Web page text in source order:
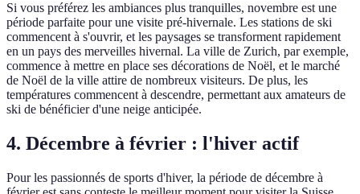
Si vous préférez les ambiances plus tranquilles, novembre est une
période parfaite pour une visite pré-hivernale. Les stations de ski
commencent à s'ouvrir, et les paysages se transforment rapidement
en un pays des merveilles hivernal. La ville de Zurich, par exemple,
commence à mettre en place ses décorations de Noël, et le marché
de Noël de la ville attire de nombreux visiteurs. De plus, les
températures commencent à descendre, permettant aux amateurs de
ski de bénéficier d'une neige anticipée.
4. Décembre à février : l'hiver actif
Pour les passionnés de sports d'hiver, la période de décembre à